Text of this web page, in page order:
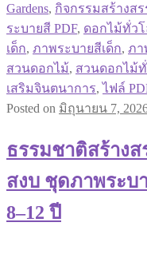
Gardens, กิจกรรมสร้างส
ระบายสี PDF, ดอกไม้ทั่ว
เด็ก, ภาพระบายสีเด็ก, ภา
สวนดอกไม้, สวนดอกไม้
เสริมจินตนาการ,ไฟล์
Posted on มิถุนายน 7,
ธรรมชาติสร้างส
สงบ ชุดภาพระบ
8–12 ปี